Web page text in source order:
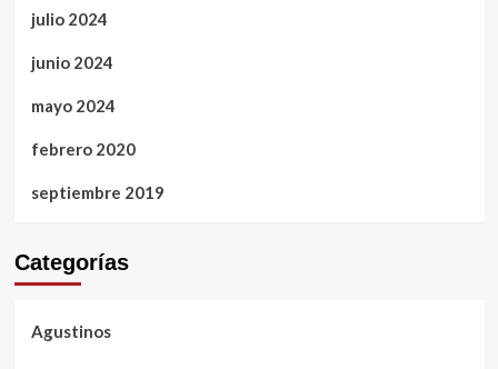
julio 2024
junio 2024
mayo 2024
febrero 2020
septiembre 2019
Categorías
Agustinos